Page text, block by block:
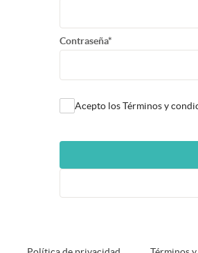
Contraseña*
Acepto los Términos y